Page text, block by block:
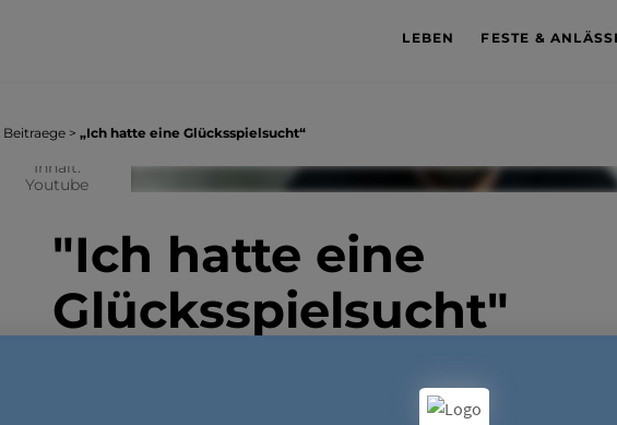
LEBEN FESTE &
Beitraege > „Ich hatte eine Glücksspielsucht“
Inhalt:
Youtube
INHALT
Mehr erfahren
"Ich hatte eine
Glücksspielsucht"